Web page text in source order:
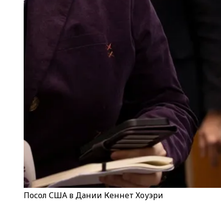
Посол США в Дании Кеннет Хоуэри